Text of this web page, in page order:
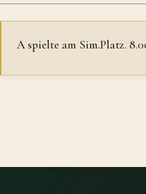
A spielte am Sim.Platz.